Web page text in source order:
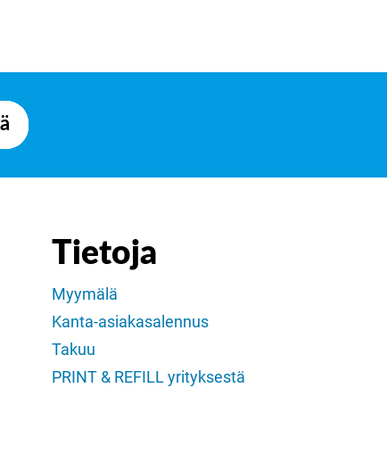
Tietoja
Myymälä
Kanta-asiakasalennus
Takuu
PRINT & REFILL yrityksestä